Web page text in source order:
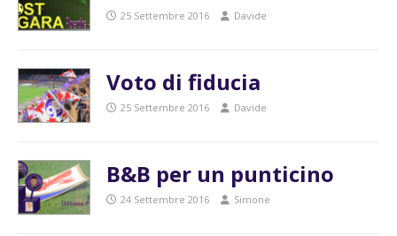
25 Settembre 2016 Davide
Voto di fiducia
25 Settembre 2016 Davide
B&B per un punticino
24 Settembre 2016 Simone